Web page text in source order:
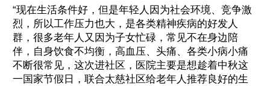
“现在生活条件好，但是年轻人因为社会环境、竞争激
烈，所以工作压力也大，是各类精神疾病的好发人
群，很多老年人又因为子女忙碌，常见不在身边陪
伴，自身饮食不均衡，高血压、头痛、各类小病小痛
不断很常见，这次进社区，医院主要是想趁着中秋这
一国家节假日，联合太慈社区给老年人推荐良好的生
电话咨询 在线咨询